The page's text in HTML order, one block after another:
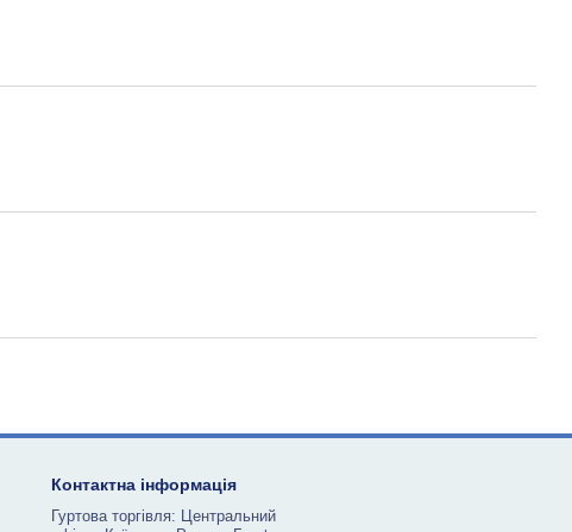
Контактна інформація
Гуртова торгівля: Центральний